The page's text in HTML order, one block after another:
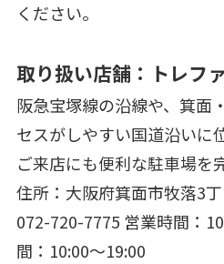
ください。
取り扱い店舗：トレフ
阪急宝塚線の沿線や、箕面
セスがしやすい国道沿いに
ご来店にも便利な駐車場を
住所：大阪府箕面市牧落3
072-720-7775 営業時間：
間：10:00～19:00